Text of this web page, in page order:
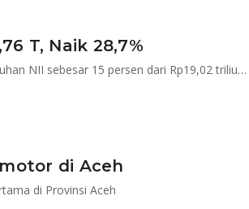
T, Naik 28,7%
Salah satu penopang laba BNI adalah pertumbuhan NII sebesar 15 persen dari Rp19,02 triliun menjadi Rp21,87 triliun
di Aceh
di Provinsi Aceh